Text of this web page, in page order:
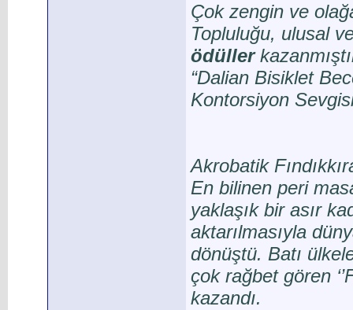
Çok zengin ve
Topluluğu, ulusal
ödüller
“Dalian Bisiklet
Kontorsiyon
Akrobatik
En bilinen peri
yaklaşık bir asır
aktarılmasıyla
dönüştü. Batı
çok rağbet gören
kazandı.